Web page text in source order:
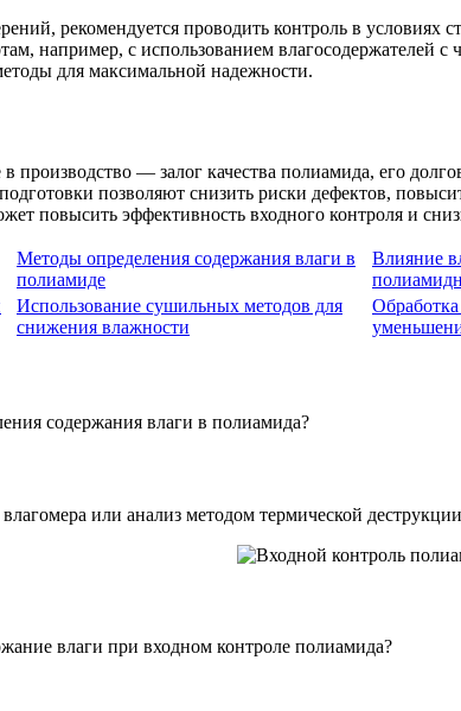
рекомендуется проводить контроль в
например, с использованием
для максимальной надежности.
производство — залог качества полиамида, его
позволяют снизить риски дефектов,
повысить эффективность входного контроля и
Методы определения содержания влаги в
полиамиде
Влияние
Использование сушильных методов для
снижения влажности
содержания влаги в полиамида?
или анализ методом термической
влаги при входном контроле полиамида?